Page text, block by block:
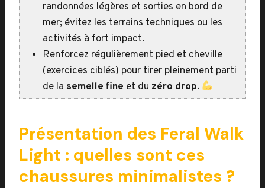
randonnées légères et sorties en bord de
mer; évitez les terrains techniques ou les
activités à fort impact.
Renforcez régulièrement pied et cheville
(exercices ciblés) pour tirer pleinement parti
de la semelle fine et du zéro drop.
Présentation des Feral Walk
Light : quelles sont ces
chaussures minimalistes ?